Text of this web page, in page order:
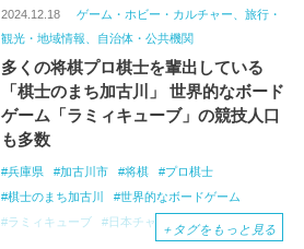
2024.12.18
ゲーム・ホビー・カルチャー、旅行・
観光・地域情報、自治体・公共機関
多くの将棋プロ棋士を輩出している
「棋士のまち加古川」 世界的なボード
ゲーム「ラミィキューブ」の競技人口
も多数
兵庫県 加古川市 将棋
プロ棋士
棋士のまち加古川
世界的なボードゲーム
ラミィキューブ
日本チャンピオン
＋ タグをもっと見る